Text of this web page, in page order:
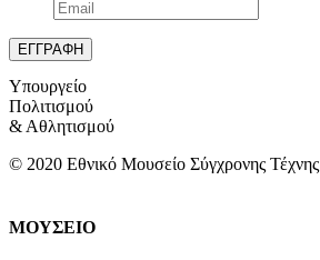
Υπουργείο
Πολιτισμού
& Αθλητισμού
© 2020 Εθνικό Μουσείο Σύγχρονης Τέχνης
ΜΟΥΣΕΙΟ